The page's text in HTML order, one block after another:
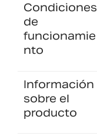
Condiciones
de
funcionamie
nto
Información
sobre el
producto